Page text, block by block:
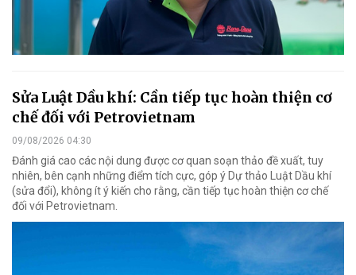
Sửa Luật Dầu khí: Cần tiếp tục hoàn thiện cơ
chế đối với Petrovietnam
09/08/2026 04:30
Đánh giá cao các nội dung được cơ quan soạn thảo đề xuất, tuy
nhiên, bên cạnh những điểm tích cực, góp ý Dự thảo Luật Dầu khí
(sửa đổi), không ít ý kiến cho rằng, cần tiếp tục hoàn thiện cơ chế
đối với Petrovietnam.